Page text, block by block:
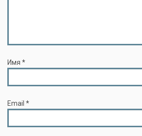
Имя *
Email *